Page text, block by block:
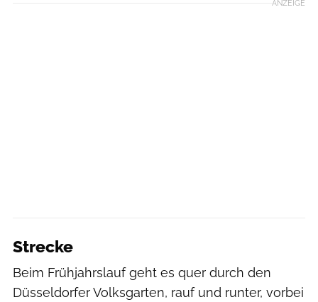
ANZEIGE
Strecke
Beim Frühjahrslauf geht es quer durch den
Düsseldorfer Volksgarten, rauf und runter, vorbei